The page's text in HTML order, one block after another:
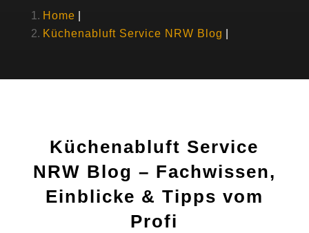
Home
Küchenabluft Service NRW Blog
Küchenabluft Service
NRW Blog – Fachwissen,
Einblicke & Tipps vom
Profi